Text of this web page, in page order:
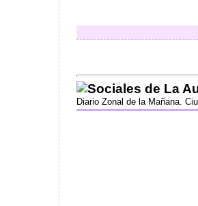
Sociales de La
Diario Zonal de la Mañana.